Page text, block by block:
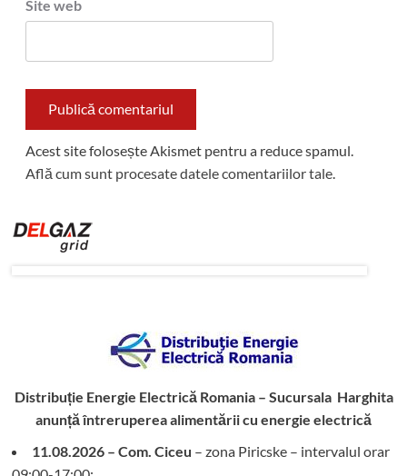
Site web
Acest site folosește Akismet pentru a reduce spamul.
Află cum sunt procesate datele comentariilor tale.
Distribuție Energie Electrică Romania – Sucursala Harghita
anunță întreruperea alimentării cu energie electrică
11.08.2026 – Com. Ciceu – zona Piricske – intervalul orar